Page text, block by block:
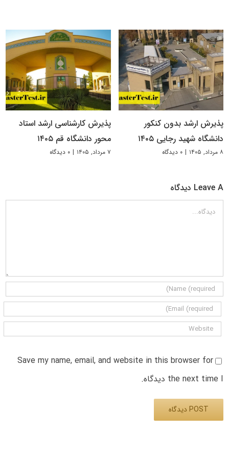
پذیرش ارشد بدون کنکور
دانشگاه شهید رجایی ۱۴۰۵
۸ مرداد, ۱۴۰۵ | ۰ دیدگاه
پذیرش کارشناسی ارشد استاد
محور دانشگاه قم ۱۴۰۵
۷ مرداد, ۱۴۰۵ | ۰ دیدگاه
Leave A دیدگاه
دیدگاه
Save my name, email, and website in this browser for
the next time I دیدگاه.